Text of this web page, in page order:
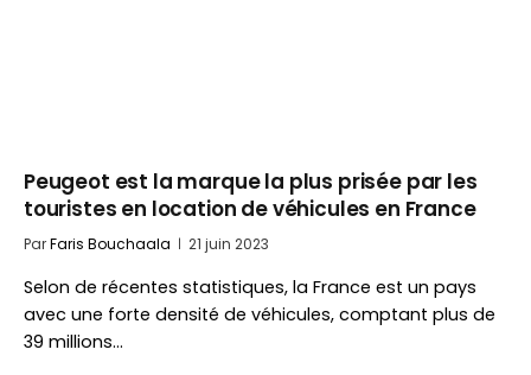
Peugeot est la marque la plus prisée par les
touristes en location de véhicules en France
ParFaris Bouchaala 21 juin 2023
Selon de récentes statistiques, la France est un pays
avec une forte densité de véhicules, comptant plus de
39 millions…